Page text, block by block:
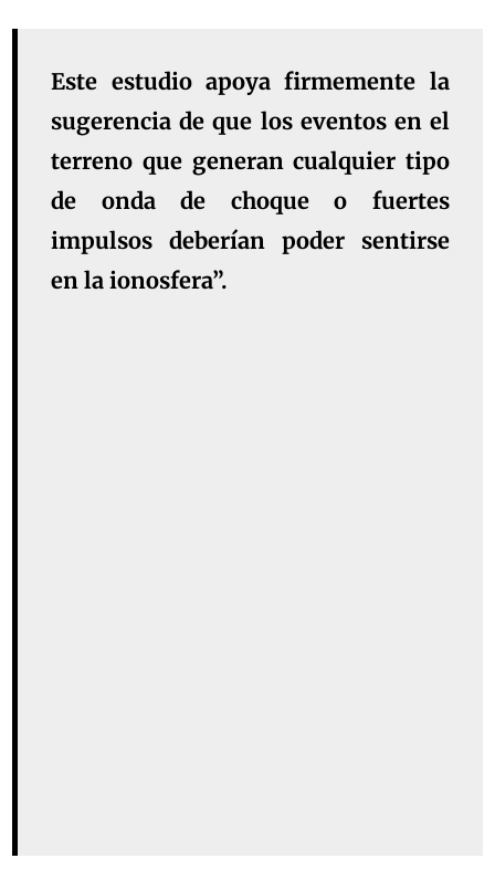
Este estudio apoya firmemente la
sugerencia de que los eventos en el
terreno que generan cualquier tipo
de onda de choque o fuertes
impulsos deberían poder sentirse
en la ionosfera”.